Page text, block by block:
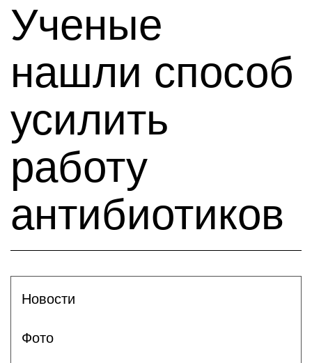
Ученые
нашли способ
усилить
работу
антибиотиков
Новости
Фото